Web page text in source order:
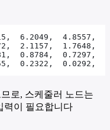
6.2049,  4.8557,
2.1157,  1.7648,
0.8784,  0.7297,
0.2322,  0.0292,
로, 스케줄러 노드는
력이 필요합니다